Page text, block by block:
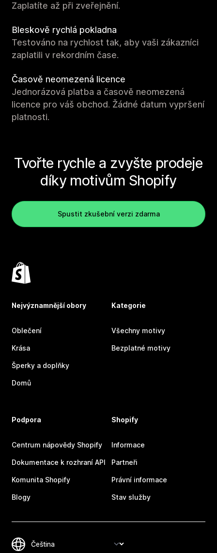
Zaplatíte až při zveřejnění.
Bleskově rychlá pokladna
Testováno na rychlost tak, aby vaši zákazníci
zaplatili v rekordním čase.
Časově neomezená licence
Jednorázová platba a časově neomezená
licence pro váš obchod. Žádné datum vypršení
platnosti.
Tvořte rychle a zvyšte prodeje
díky motivům Shopify
Spustit zkušební verzi zdarma
Nejvýznamnější obory
Oblečení
Krása
Šperky a doplňky
Domů
Kategorie
Všechny motivy
Bezplatné motivy
Podpora
Centrum nápovědy Shopify
Dokumentace k rozhraní API
Komunita Shopify
Blogy
Shopify
Informace
Partneři
Právní informace
Stav služby